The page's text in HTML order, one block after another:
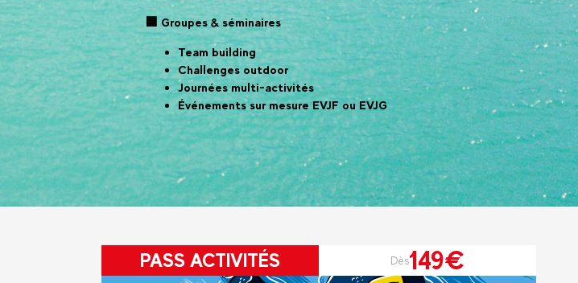
🏢 Groupes & séminaires
Team building
Challenges outdoor
Journées multi-activités
Événements sur mesure EVJF ou EVJG
PASS ACTIVITÉS Dès149€